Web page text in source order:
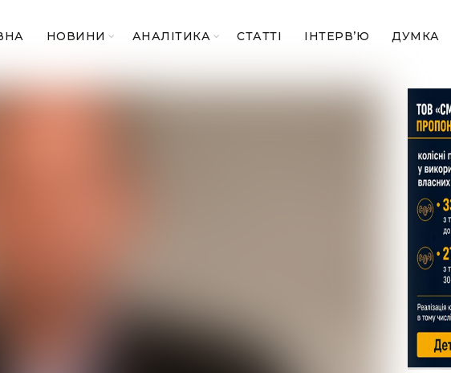
НОВИНИ АНАЛІТИКА СТАТТІ ІНТЕРВ’Ю ДУМКА